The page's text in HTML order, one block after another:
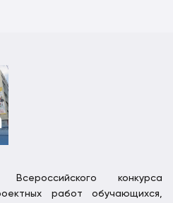
конкурса
работ обучающихся,